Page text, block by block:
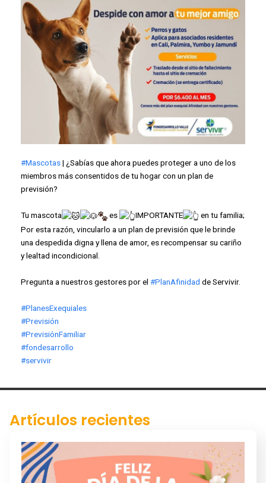
#Mascotas| ¿Sabías que ahora puedes proteger a uno de los
miembros más consentidos de tu hogar con un plan de
previsión?
Tu mascota es IMPORTANTE
en tu familia;
Por esta razón, vincularlo a un plan de previsión que le brinde
una despedida digna y llena de amor, es recompensar su cariño
y lealtad incondicional.
Pregunta a nuestros gestores por el #PlanAfinidad de Servivir.
#PlanesExequiales
#Previsión
#PrevisiónFamiliar
#fondesarrollo
#servivir
Artículos recientes